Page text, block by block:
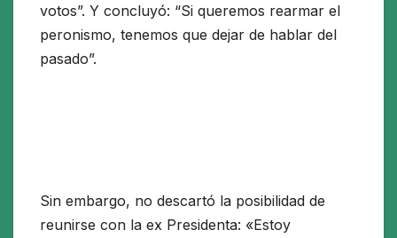
votos”. Y concluyó: “Si queremos rearmar el
peronismo, tenemos que dejar de hablar del
pasado”.
Sin embargo, no descartó la posibilidad de
reunirse con la ex Presidenta: «Estoy